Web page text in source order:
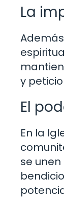
La
y
El
En la
se